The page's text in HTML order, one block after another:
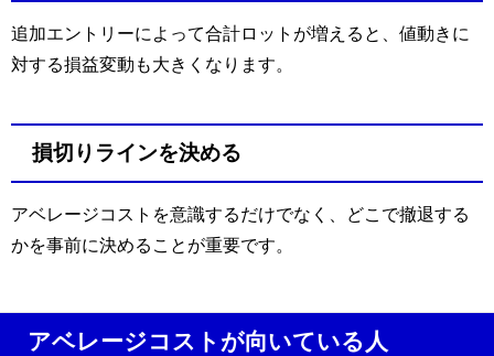
追加エントリーによって合計ロットが増えると、値動きに
対する損益変動も大きくなります。
損切りラインを決める
アベレージコストを意識するだけでなく、どこで撤退する
かを事前に決めることが重要です。
アベレージコストが向いている人